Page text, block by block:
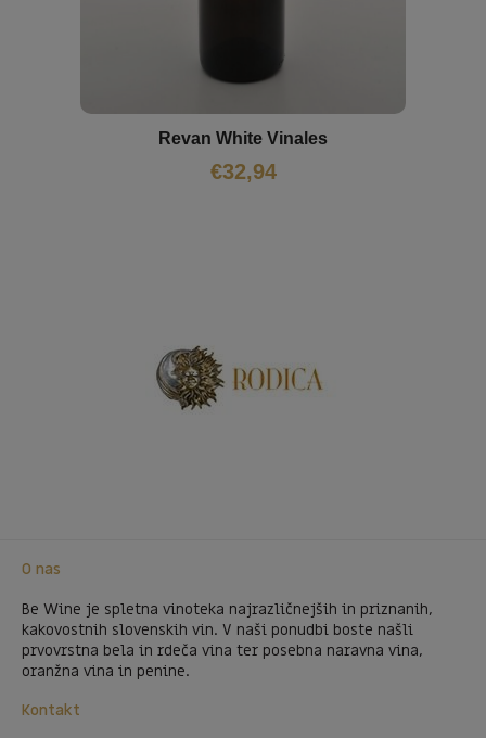
Revan White Vinales
€32,94
O nas
Be Wine je spletna vinoteka najrazličnejših in priznanih,
kakovostnih slovenskih vin. V naši ponudbi boste našli
prvovrstna bela in rdeča vina ter posebna naravna vina,
oranžna vina in penine.
Kontakt